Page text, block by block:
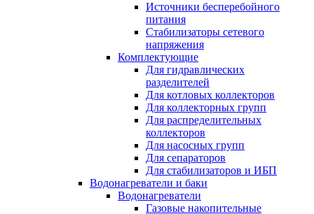
Источники бесперебойного
питания
Стабилизаторы сетевого
напряжения
Комплектующие
Для гидравлических
разделителей
Для котловых коллекторов
Для коллекторных групп
Для распределительных
коллекторов
Для насосных групп
Для сепараторов
Для стабилизаторов и ИБП
Водонагреватели и баки
Водонагреватели
Газовые накопительные